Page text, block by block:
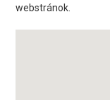
webstránok.